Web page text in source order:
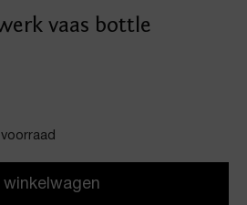
vaas bottle
winkelwagen